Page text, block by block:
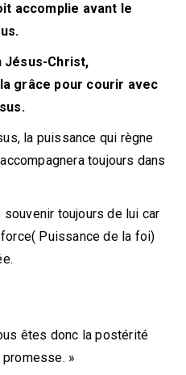
accomplie avant le
Jésus-Christ,
grâce pour courir avec
la puissance qui règne
toujours dans
souvenir toujours de lui car
Puissance de la foi)
êtes donc la postérité
promesse. »